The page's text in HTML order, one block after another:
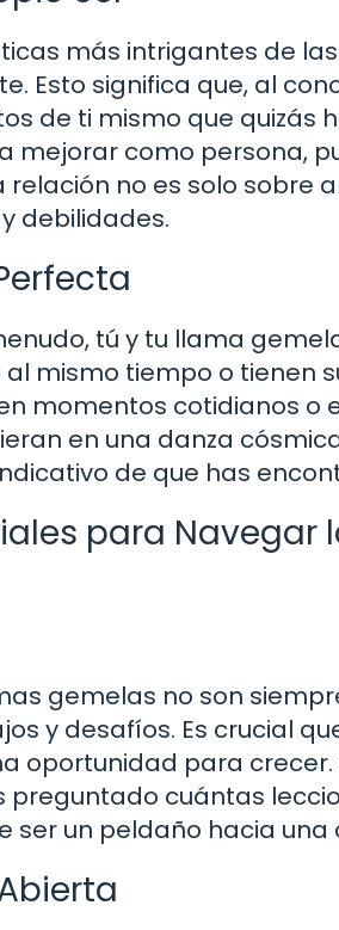
más intrigantes de
Esto significa que, al
de ti mismo que quizás
mejorar como persona,
relación no es solo sobre
debilidades.
tú y tu llama
mismo tiempo o tienen
momentos cotidianos o
en una danza
de que has
para Navegar
gemelas no son
y desafíos. Es crucial
oportunidad para
preguntado cuántas
ser un peldaño hacia una